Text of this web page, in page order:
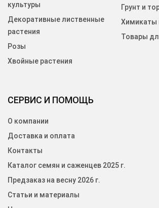
СЕРВИС И ПОМОЩЬ
О компании
Доставка и оплата
Контакты
Каталог семян и саженцев 2025 г.
Предзаказ на весну 2026 г.
Статьи и материалы
культуры
Декоративные лиственные
растения
Розы
Хвойные растения
Грунт и
Химикаты
Товары